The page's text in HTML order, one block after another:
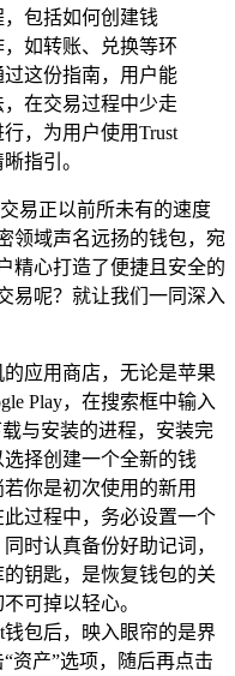
包括如何创建钱
如转账、兑换等环
这份指南，用户能
在交易过程中少走
，为用户使用Trust
指引。
易正以前所未有的速度
领域声名远扬的钱包，宛
精心打造了便捷且安全的
易呢？就让我们一同深入
应用商店，无论是苹果
Play，在搜索框中输入
与安装的进程，安装完
择创建一个全新的钱
你是初次使用的新用
过程中，务必设置一个
时认真备份好助记词，
钥匙，是恢复钱包的关
可掉以轻心。
钱包后，映入眼帘的是界
资产”选项，随后再点击